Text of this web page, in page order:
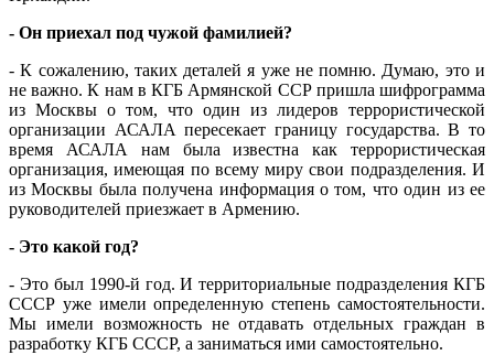
- Он приехал под чужой фамилией?
- К сожалению, таких деталей я уже не помню. Думаю, это и
не важно. К нам в КГБ Армянской ССР пришла шифрограмма
из Москвы о том, что один из лидеров террористической
организации АСАЛА пересекает границу государства. В то
время АСАЛА нам была известна как террористическая
организация, имеющая по всему миру свои подразделения. И
из Москвы была получена информация о том, что один из ее
руководителей приезжает в Армению.
- Это какой год?
- Это был 1990-й год. И территориальные подразделения КГБ
СССР уже имели определенную степень самостоятельности.
Мы имели возможность не отдавать отдельных граждан в
разработку КГБ СССР, а заниматься ими самостоятельно.